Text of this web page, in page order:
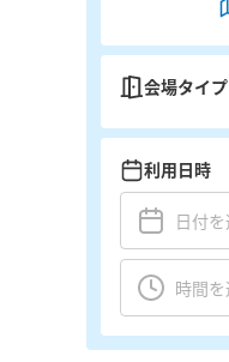
会場タイプ
利用日時